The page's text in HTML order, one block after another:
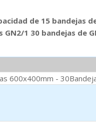
de 15 bandejas
GN2/1 30 bandejas de
600x400mm -